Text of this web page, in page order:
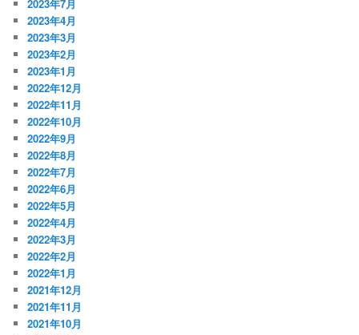
2023年7月
2023年4月
2023年3月
2023年2月
2023年1月
2022年12月
2022年11月
2022年10月
2022年9月
2022年8月
2022年7月
2022年6月
2022年5月
2022年4月
2022年3月
2022年2月
2022年1月
2021年12月
2021年11月
2021年10月